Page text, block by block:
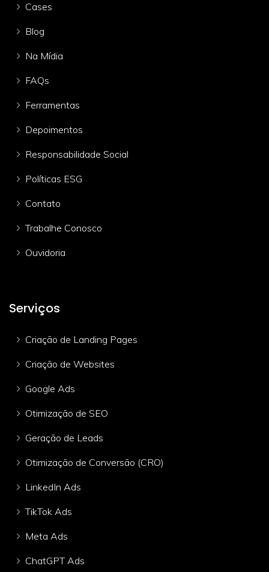
Cases
Blog
Na Mídia
FAQs
Ferramentas
Depoimentos
Responsabilidade Social
Políticas ESG
Contato
Trabalhe Conosco
Ouvidoria
Serviços
Criação de Landing Pages
Criação de Websites
Google Ads
Otimização de SEO
Geração de Leads
Otimização de Conversão (CRO)
LinkedIn Ads
TikTok Ads
Meta Ads
ChatGPT Ads